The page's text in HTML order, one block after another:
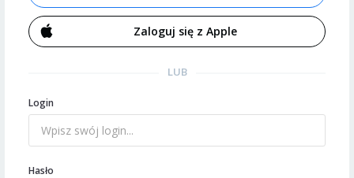
Zaloguj się z Apple
LUB
Login
Hasło